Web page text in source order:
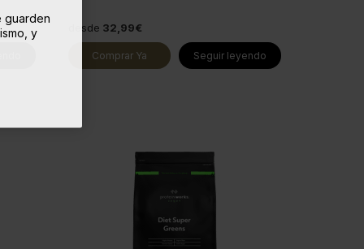
desde 32,99€
Comprar Ya Seguir leyendo
guarden
y